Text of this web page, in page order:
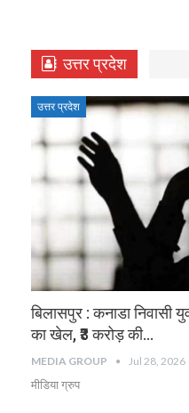
उत्तर प्रदेश
उत्तर प्रदेश
बिलासपुर : कनाडा निवासी
का खेल, ₹3 करोड़ की…
MEDIA GROUP Jul 28, 2026
मीडिया ग्रुप